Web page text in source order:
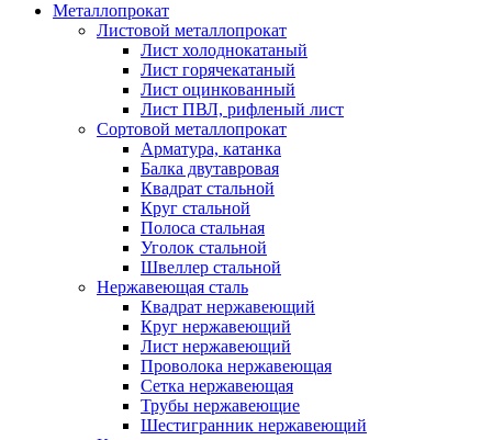
Металлопрокат
Листовой металлопрокат
Лист холоднокатаный
Лист горячекатаный
Лист оцинкованный
Лист ПВЛ, рифленый лист
Сортовой металлопрокат
Арматура, катанка
Балка двутавровая
Квадрат стальной
Круг стальной
Полоса стальная
Уголок стальной
Швеллер стальной
Нержавеющая сталь
Квадрат нержавеющий
Круг нержавеющий
Лист нержавеющий
Проволока нержавеющая
Сетка нержавеющая
Трубы нержавеющие
Шестигранник нержавеющий